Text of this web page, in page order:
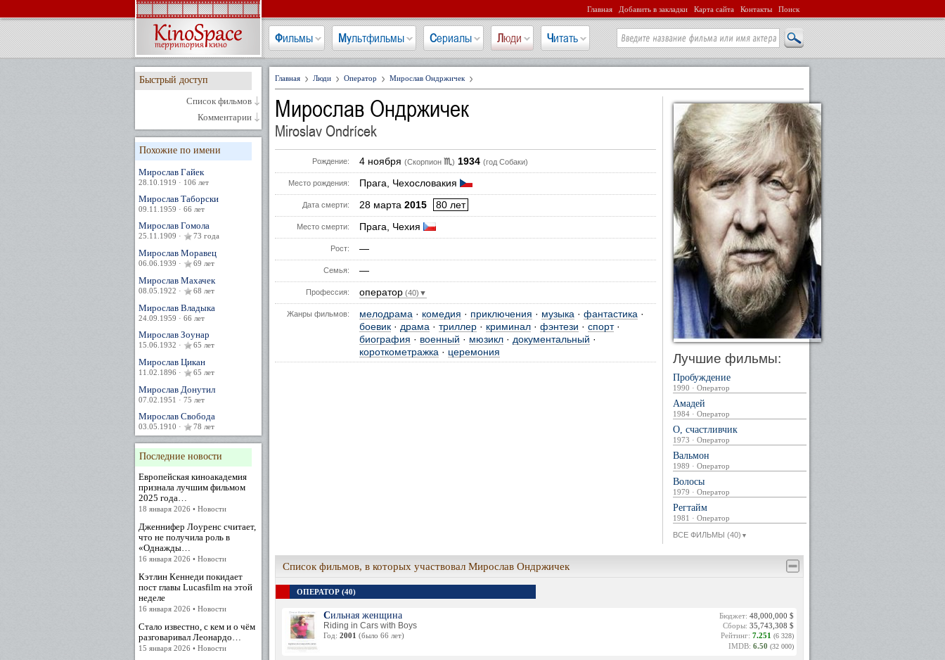
Главная Добавить в закладки Карта сайта Контакты Поиск
Фильмы Мультфильмы Сериалы Люди Читать
Быстрый доступ
Список фильмов
Комментарии
Похожие по имени
Мирослав Гайек
28.10.1919 · 106 лет
Мирослав Таборски
09.11.1959 · 66 лет
Мирослав Гомола
25.11.1909 · 73 года
Мирослав Моравец
06.06.1939 · 69 лет
Мирослав Махачек
08.05.1922 · 68 лет
Мирослав Владыка
24.09.1959 · 66 лет
Мирослав Зоунар
15.06.1932 · 65 лет
Мирослав Цикан
11.02.1896 · 65 лет
Мирослав Донутил
07.02.1951 · 75 лет
Мирослав Свобода
03.05.1910 · 78 лет
Последние новости
Европейская киноакадемия
признала лучшим фильмом
2025 года…
18 января 2026 • Новости
Дженнифер Лоуренс считает,
что не получила роль в
«Однажды…
16 января 2026 • Новости
Кэтлин Кеннеди покидает
пост главы Lucasfilm на этой
неделе
16 января 2026 • Новости
Стало известно, с кем и о чём
разговаривал Леонардо…
15 января 2026 • Новости
Главная Люди Оператор Мирослав Ондржичек
Мирослав Ондржичек
Miroslav Ondrícek
Рождение: 4 ноября (Скорпион ♏) 1934 (год Собаки)
Место рождения: Прага, Чехословакия
Дата смерти: 28 марта 2015 80 лет
Место смерти: Прага, Чехия
Рост: —
Семья: —
Профессия: оператор (40)▼
Жанры фильмов: мелодрама · комедия · приключения · музыка · фантастика ·
боевик · драма · триллер · криминал · фэнтези · спорт·
биография · военный · мюзикл · документальный ·
короткометражка · церемония Лучшие фильмы:
Пробуждение
1990 · Оператор
Амадей
1984 · Оператор
О, счастливчик
1973 · Оператор
Вальмон
1989 · Оператор
Волосы
1979 · Оператор
Регтайм
1981 · Оператор
ВСЕ ФИЛЬМЫ (40) ▼
Список фильмов, в которых участвовал Мирослав Ондржичек
ОПЕРАТОР (40)
Сильная женщина
Riding in Cars with Boys
Год: 2001 (было 66 лет)
Бюджет: 48,000,000 $
Сборы: 35,743,308 $
Рейтинг: 7.251 (6 328)
IMDB: 6.50 (32 000)